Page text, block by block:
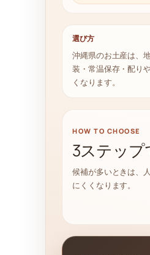
選び方
沖縄県のお土産は、
装・常温保存・配り
くなります。
HOW TO CHOOSE
3ステップ
候補が多いときは、
にくくなります。